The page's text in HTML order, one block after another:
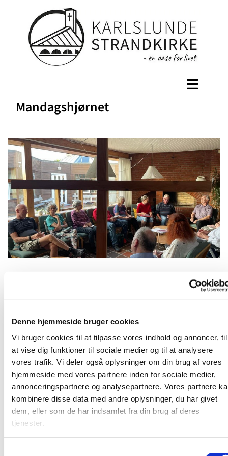
Denne hjemmeside bruger cookies
Vi bruger cookies til at tilpasse vores indhold og annoncer, til
at vise dig funktioner til sociale medier og til at analysere
vores trafik. Vi deler også oplysninger om din brug af vores
hjemmeside med vores partnere inden for sociale medier,
annonceringspartnere og analysepartnere. Vores partnere
kombinere disse data med andre oplysninger, du har givet
dem, eller som de har indsamlet fra din brug af deres
tjenester.
Mandagshjørnet
Karlslunde Strandkirke
Mandagshjørnet er en åben gruppe, der mødes mandag
aften til spisning, bibelstudie i grupper og hyggeligt
samvær. Alle er velkomne. Læs mereHER